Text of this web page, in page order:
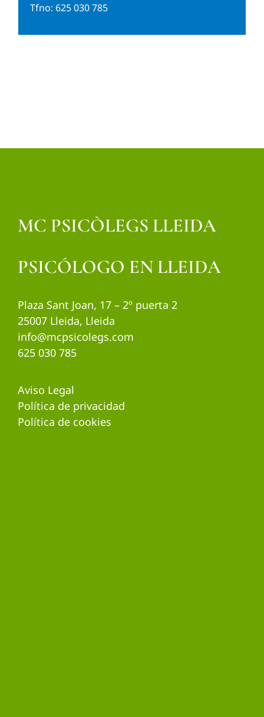
Tfno: 625 030 785
MC PSICÒLEGS LLEIDA
PSICÓLOGO EN LLEIDA
Plaza Sant Joan, 17 – 2º puerta 2
25007 Lleida, Lleida
info@mcpsicolegs.com
625 030 785
Aviso Legal
Política de privacidad
Política de cookies